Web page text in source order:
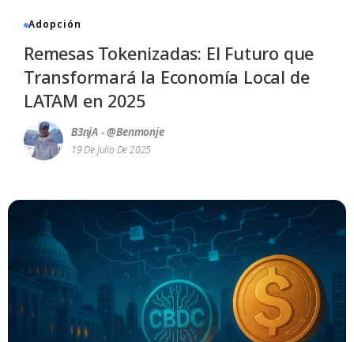
Adopción
Remesas Tokenizadas: El Futuro que
Transformará la Economía Local de
LATAM en 2025
B3njA - @benmonje
19 De Julio De 2025